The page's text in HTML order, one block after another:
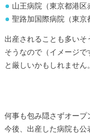
山王病院（東京都港区
聖路加国際病院（東京
出産されることも多い
そうなので（イメージ
と厳しいかもしれません。
何事も包み隠さずオー
今後、出産した病院も公